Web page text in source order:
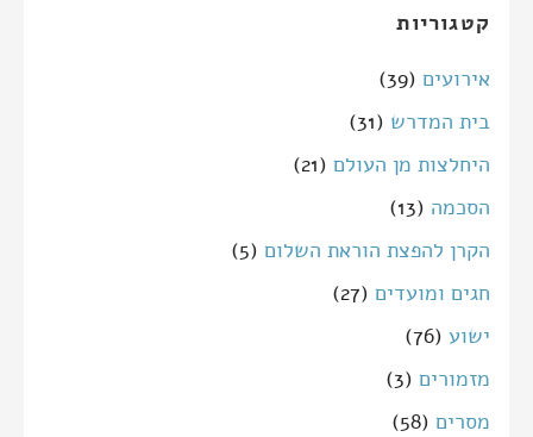
קטגוריות
אירועים (39)
בית המדרש (31)
היחלצות מן העולם (21)
הסכמה (13)
הקרן להפצת הוראת השלום (5)
חגים ומועדים (27)
ישוע (76)
מזמורים (3)
מסרים (58)